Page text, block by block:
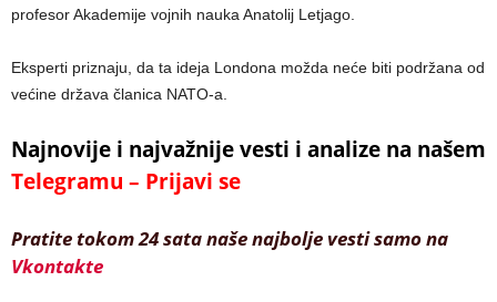
profesor Akademije vojnih nauka Anatolij Letjago.
Eksperti priznaju, da ta ideja Londona možda neće biti podržana od
većine država članica NATO-a.
Najnovije i najvažnije vesti i analize na našem
Telegramu – Prijavi se
Pratite tokom 24 sata naše najbolje vesti samo na
Vkontakte